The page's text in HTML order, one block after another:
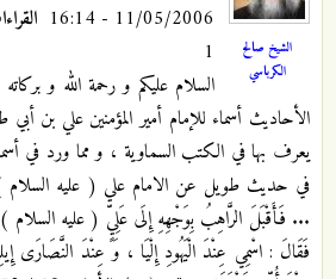
الشيخ صالح
الكرباسي
11/05/2006 - 16:14
1
السلام عليكم و رحمة الله و
الأحاديث أسماء للإمام أمير المؤمنين علي بن
يعرف بها في الكتب السماوية ، و مما ورد في
في حديث طويل عن الامام علي ( عليه السلام
... فَأَقْبَلَ الرَّاهِبُ بِوَجْهِهِ إِلَى عَلِيٍّ ( عليه
فَقَالَ : اسْمِي عِنْدَ الْيَهُودِ إِلْيَا ، وَ عِنْدَ النَّصَارَى